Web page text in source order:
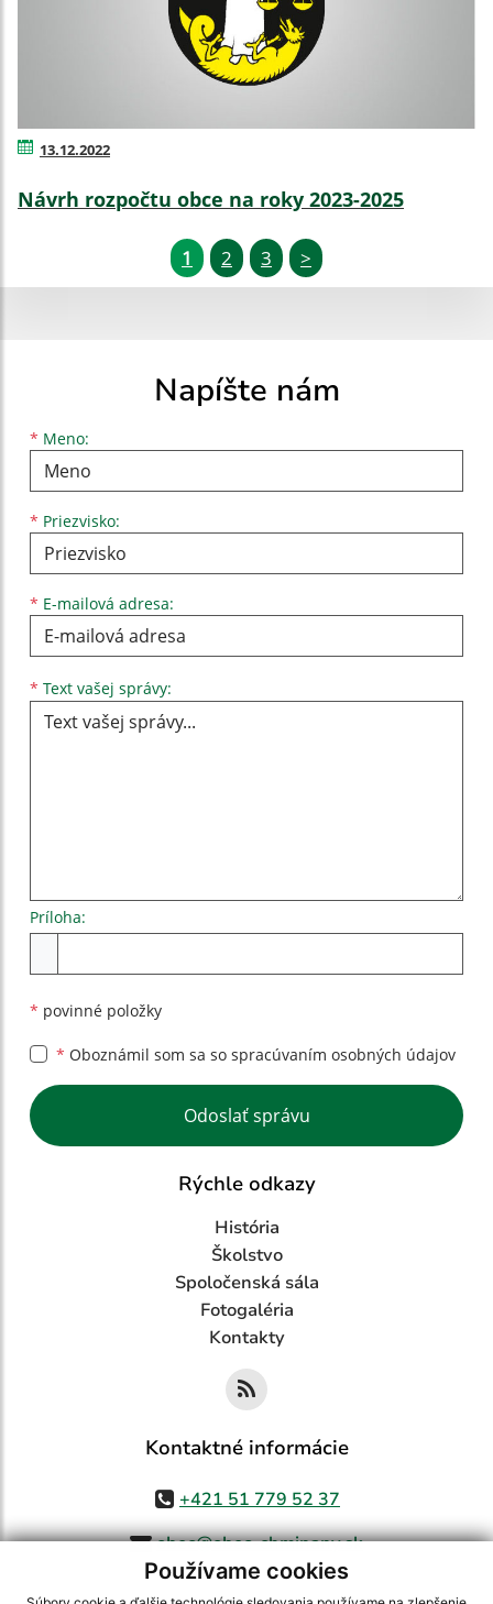
Používame cookies
13.12.2022
Návrh rozpočtu obce na roky 2023-2025
1 2 3 >
Napíšte nám
* Meno:
Meno
* Priezvisko:
Priezvisko
* E-mailová adresa:
E-mailová adresa
* Text vašej správy:
Príloha:
* povinné položky
* Oboznámil som sa so spracúvaním osobných údajov
Google reCaptcha Response
Odoslať správu
Rýchle odkazy
História
Školstvo
Spoločenská sála
Fotogaléria
Kontakty
Kontaktné informácie
+421 51 779 52 37
obec@obec-chminany.sk